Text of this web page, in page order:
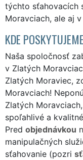
týchto sťahovacích
Moravciach, ale aj
KDE
Naša spoločnosť
v Zlatých
Zlatých Moraviec,
Moravciach!
Zlatých
spoľahlivé a
Pred objednávkou
manipulačných
sťahovanie (pozri